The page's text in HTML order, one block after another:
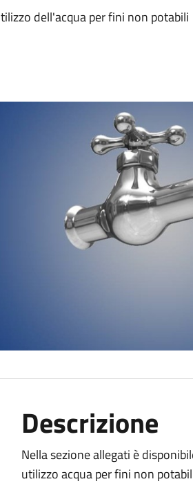
dell'acqua per fini non potabili
Descrizione
Nella sezione allegati è
utilizzo acqua per fini non